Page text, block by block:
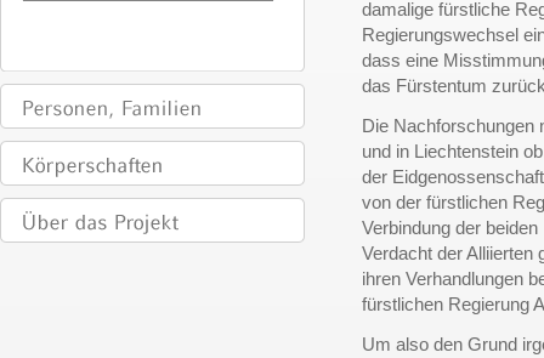
damalige fürstliche
Regierungswechsel
dass eine
das Fürstentum
Die Nachforschungen
und in Liechtenstein
der
von der fürstlichen
Verbindung der
Verdacht der Alliierten
ihren Verhandlungen
fürstlichen Regierung
Um also den Grund